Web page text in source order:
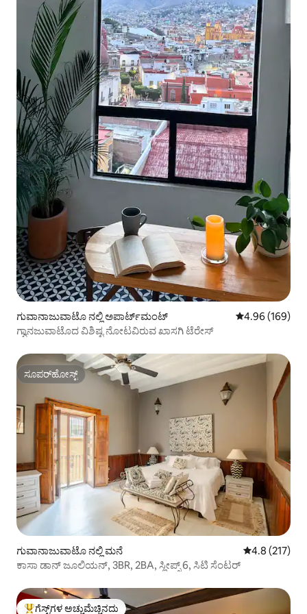
ಗುವಾನಾಜುವಾಟೊ ನಲ್ಲಿ ಅಪಾರ್ಟ್‌ಮಂಟ್ 5 ರಲ್ಲಿ 4.96
4.96 (169)
ಗ್ವಾನಜುವಾಟೊದ ವಿಶಿಷ್ಟ ನೋಟವಿರುವ ಖಾಸಗಿ ಟೆರೇಸ್
ಸೂಪರ್‌ಹೋಸ್ಟ್
ಸೂಪರ್‌ಹೋಸ್ಟ್
ಗುವಾನಾಜುವಾಟೊ ನಲ್ಲಿ ಮನೆ 5 ರಲ್ಲಿ 4.8
4.8 (217)
ಕಾಸಾ ಡಾನ್ ಜೂಲಿಯನ್, 3BR, 2BA, ಸ್ಲೀಪ್ಸ್ 6, ಸಿಟಿ ಸೆಂಟರ್
ಗೆಸ್ಟ್‌ಗಳ ಅಚ್ಚುಮೆಚ್ಚಿನದು